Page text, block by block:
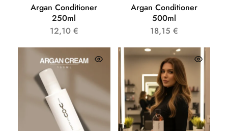
Argan Conditioner
250ml
12,10 €
Argan Conditioner
500ml
18,15 €